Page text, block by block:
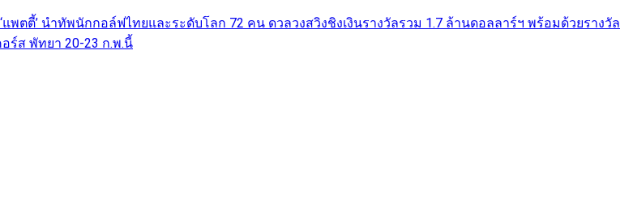
พตตี้’ นำทัพนักกอล์ฟไทยและระดับโลก 72 คน ดวลวงสวิงชิงเงินรางวัลรวม 1.7 ล้านดอลลาร์ฯ พร้อมด้วยรางวัล
ร์ส พัทยา 20-23 ก.พ.นี้